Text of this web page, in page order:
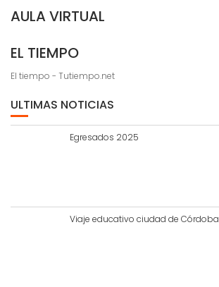
AULA VIRTUAL
EL TIEMPO
El tiempo - Tutiempo.net
ULTIMAS NOTICIAS
Egresados 2025
Viaje educativo ciudad de Córdoba